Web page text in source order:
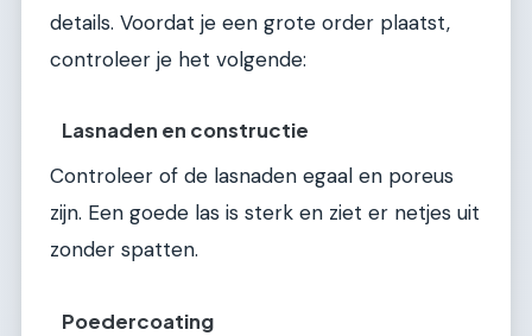
details. Voordat je een grote order plaatst,
controleer je het volgende:
Lasnaden en constructie
Controleer of de lasnaden egaal en poreus
zijn. Een goede las is sterk en ziet er netjes uit
zonder spatten.
Poedercoating